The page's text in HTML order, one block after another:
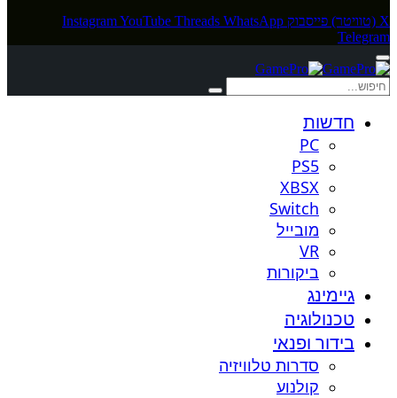
X (טוויטר) פייסבוק InstagramYouTube Threads WhatsApp
Telegram
חדשות
PC
PS5
XBSX
Switch
מובייל
VR
ביקורות
גיימינג
טכנולוגיה
בידור ופנאי
סדרות טלוויזיה
קולנוע